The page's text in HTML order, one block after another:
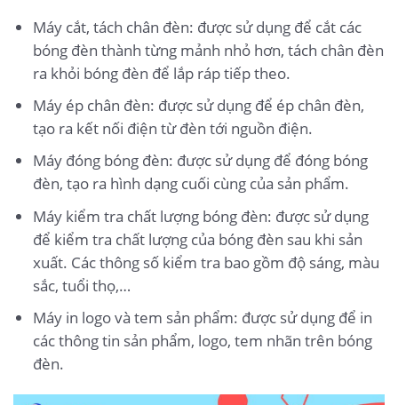
Máy cắt, tách chân đèn: được sử dụng để cắt các
bóng đèn thành từng mảnh nhỏ hơn, tách chân đèn
ra khỏi bóng đèn để lắp ráp tiếp theo.
Máy ép chân đèn: được sử dụng để ép chân đèn,
tạo ra kết nối điện từ đèn tới nguồn điện.
Máy đóng bóng đèn: được sử dụng để đóng bóng
đèn, tạo ra hình dạng cuối cùng của sản phẩm.
Máy kiểm tra chất lượng bóng đèn: được sử dụng
để kiểm tra chất lượng của bóng đèn sau khi sản
xuất. Các thông số kiểm tra bao gồm độ sáng, màu
sắc, tuổi thọ,…
Máy in logo và tem sản phẩm: được sử dụng để in
các thông tin sản phẩm, logo, tem nhãn trên bóng
đèn.